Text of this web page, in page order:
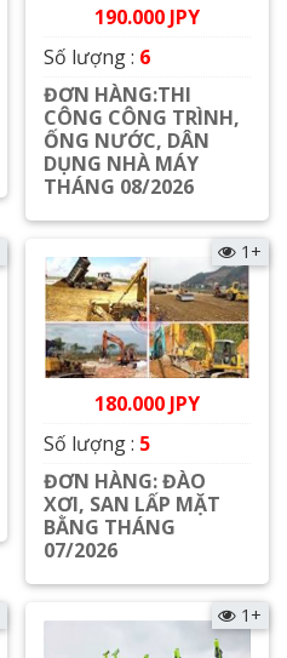
190.000 JPY
Số lượng : 6
ĐƠN HÀNG:THI
CÔNG CÔNG TRÌNH,
ỐNG NƯỚC, DÂN
DỤNG NHÀ MÁY
THÁNG 08/2026
Xem chi tiết
1+
180.000 JPY
Số lượng : 5
ĐƠN HÀNG: ĐÀO
XƠI, SAN LẤP MẶT
BẰNG THÁNG
07/2026
Xem chi tiết
1+